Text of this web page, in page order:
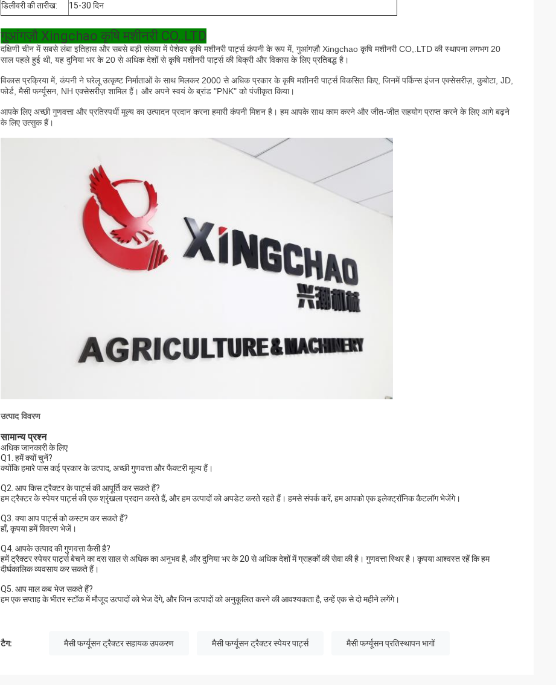
डिलीवरी की तारीख:
15-30 दिन
गुआंगज़ौ Xingchao कृषि मशीनरी CO,.LTD
दक्षिणी चीन में सबसे लंबा इतिहास और सबसे बड़ी संख्या में पेशेवर कृषि मशीनरी पार्ट्स कंपनी के रूप में, गुआंगज़ौ Xingchao कृषि मशीनरी CO,.LTD की स्थापना लगभग 20
साल पहले हुई थी, यह दुनिया भर के 20 से अधिक देशों से कृषि मशीनरी पार्ट्स की बिक्री और विकास के लिए प्रतिबद्ध है।
विकास प्रक्रिया में, कंपनी ने घरेलूउत्कृष्ट निर्माताओं के साथ मिलकर 2000 से अधिक प्रकार के कृषि मशीनरी पार्ट्स विकसित किए, जिनमें पर्किन्स इंजन एक्सेसरीज़, कुबोटा, JD,
फोर्ड, मैसी फर्ग्यूसन, NH एक्सेसरीज़ शामिल हैं। और अपने स्वयं के ब्रांड "PNK" को पंजीकृत किया।
आपके लिए अच्छी गुणवत्ता और प्रतिस्पर्धी मूल्य का उत्पादन प्रदान करना हमारी कंपनीमिशन है। हम आपके साथ काम करने और जीत-जीत सहयोग प्राप्त करने के लिए आगे बढ़ने
के लिए उत्सुक हैं।
उत्पाद विवरण
सामान्य प्रश्न
अधिक जानकारी के लिए
Q1. हमें क्यों चुनें?
क्योंकि हमारे पास कई प्रकार के उत्पाद, अच्छी गुणवत्ता और फैक्टरी मूल्य हैं।
Q2. आप किस ट्रैक्टर के पार्ट्स की आपूर्ति कर सकते हैं?
हम ट्रैक्टर के स्पेयर पार्ट्स की एक श्रृंखला प्रदान करते हैं, और हम उत्पादों को अपडेट करते रहते हैं। हमसे संपर्क करें, हम आपको एक इलेक्ट्रॉनिक कैटलॉग भेजेंगे।
Q3. क्या आप पार्ट्स को कस्टम कर सकते हैं?
हाँ, कृपया हमें विवरण भेजें।
Q4. आपके उत्पाद की गुणवत्ता कैसी है?
हमें ट्रैक्टर स्पेयर पार्ट्स बेचने का दस साल से अधिक का अनुभव है, और दुनिया भर के 20 से अधिक देशों में ग्राहकों की सेवा की है। गुणवत्ता स्थिर है। कृपया आश्वस्त रहें कि हम
दीर्घकालिक व्यवसाय कर सकते हैं।
Q5. आप माल कब भेज सकते हैं?
हम एक सप्ताह के भीतर स्टॉक में मौजूद उत्पादों को भेज देंगे, और जिन उत्पादों को अनुकूलित करने की आवश्यकता है, उन्हें एक से दो महीने लगेंगे।
टैग: मैसी फर्ग्यूसन ट्रैक्टर सहायक उपकरण मैसी फर्ग्यूसन ट्रैक्टर स्पेयर पार्ट्स मैसी फर्ग्यूसन प्रतिस्थापन भागों